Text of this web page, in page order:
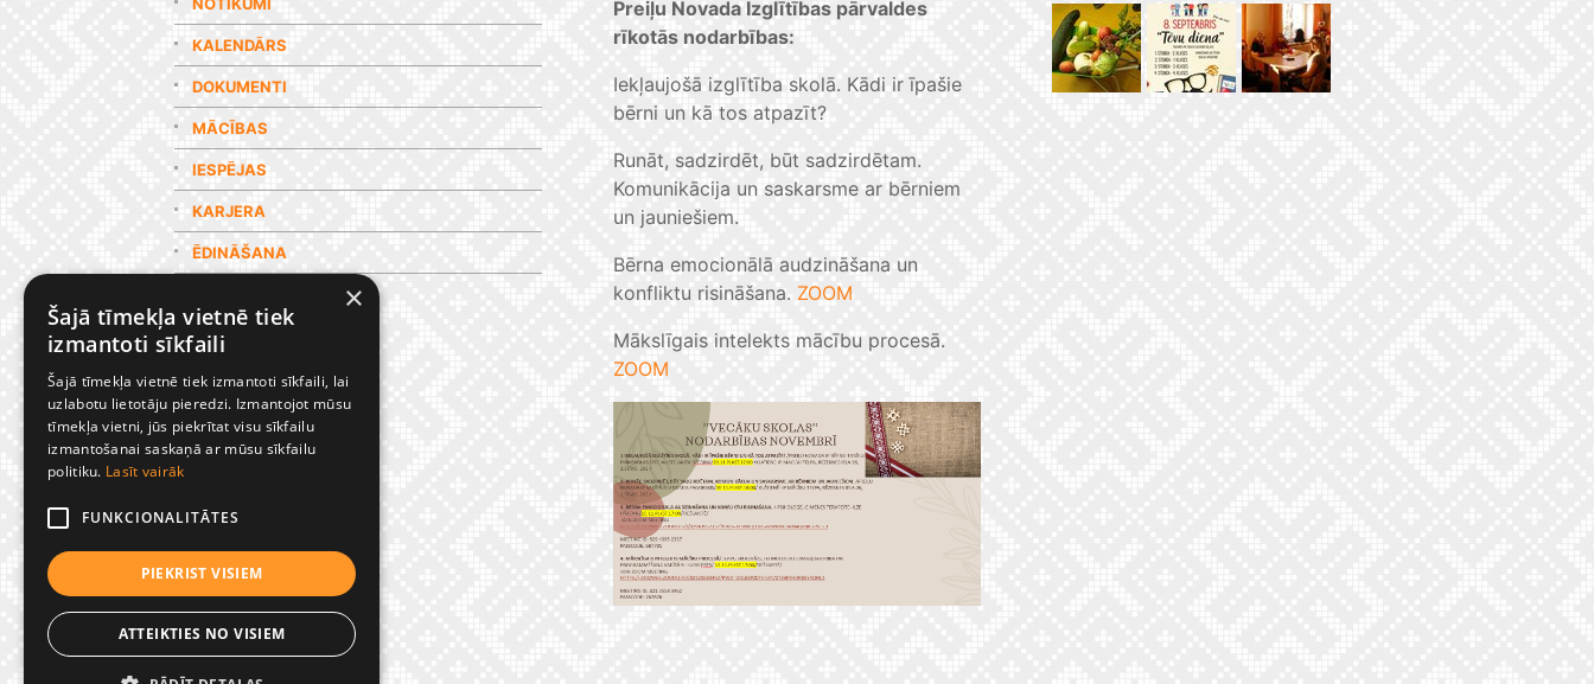
KALENDĀRS
DOKUMENTI
MĀCĪBAS
IESPĒJAS
KARJERA
ĒDINĀŠANA
Preiļu Novada Izglītības pārvaldes
rīkotās nodarbības:
Iekļaujošā izglītība skolā. Kādi ir īpašie
bērni un kā tos atpazīt?
Runāt, sadzirdēt, būt sadzirdētam.
Komunikācija un saskarsme ar bērniem
un jauniešiem.
Bērna emocionālā audzināšana un
konfliktu risināšana. ZOOM
Mākslīgais intelekts mācību procesā.
ZOOM
×
Šajā tīmekļa vietnē tiek
izmantoti sīkfaili
Šajā tīmekļa vietnē tiek izmantoti sīkfaili, lai
uzlabotu lietotāju pieredzi. Izmantojot mūsu
tīmekļa vietni, jūs piekrītat visu sīkfailu
izmantošanai saskaņā ar mūsu sīkfailu
politiku. Lasīt vairāk
FUNKCIONALITĀTES
PIEKRIST VISIEM
ATTEIKTIES NO VISIEM